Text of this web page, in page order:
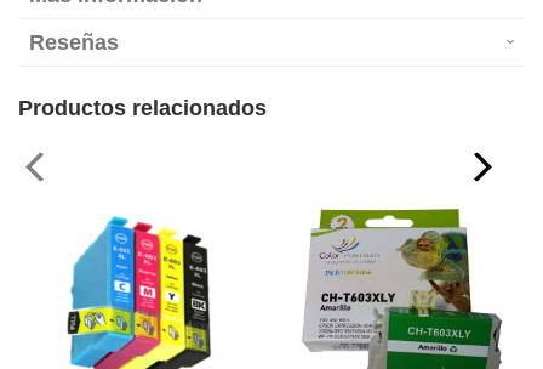
Reseñas
Productos relacionados